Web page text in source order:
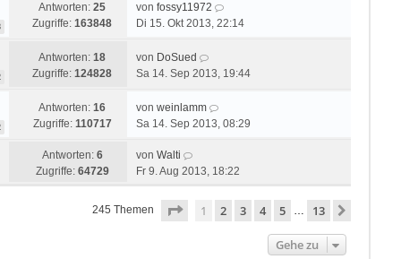
Antworten:25
Zugriffe:163848
von fossy11972
Di 15. Okt 2013, 22:14
Antworten:18
Zugriffe:124828
von DoSued
Sa 14. Sep 2013, 19:44
Antworten:16
Zugriffe: 110717
von weinlamm
Sa 14. Sep 2013, 08:29
Antworten: 6
Zugriffe: 64729
von Walti
Fr 9. Aug 2013, 18:22
245 Themen Seite von13
1 2 3 4 5 … 13
Gehe zu